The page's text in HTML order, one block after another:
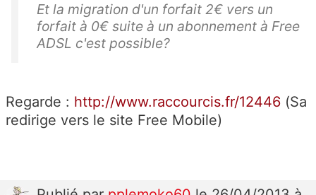
Et la migration d'un forfait 2€ vers un
forfait à 0€ suite à un abonnement à Free
ADSL c'est possible?
Regarde : http://www.raccourcis.fr/12446 (Sa
redirige vers le site Free Mobile)